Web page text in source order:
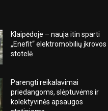
Klaipėdoje – nauja itin sparti
„Enefit“ elektromobilių įkrovos
stotelė
Parengti reikalavimai
priedangoms, slėptuvėms ir
kolektyvinės apsaugos